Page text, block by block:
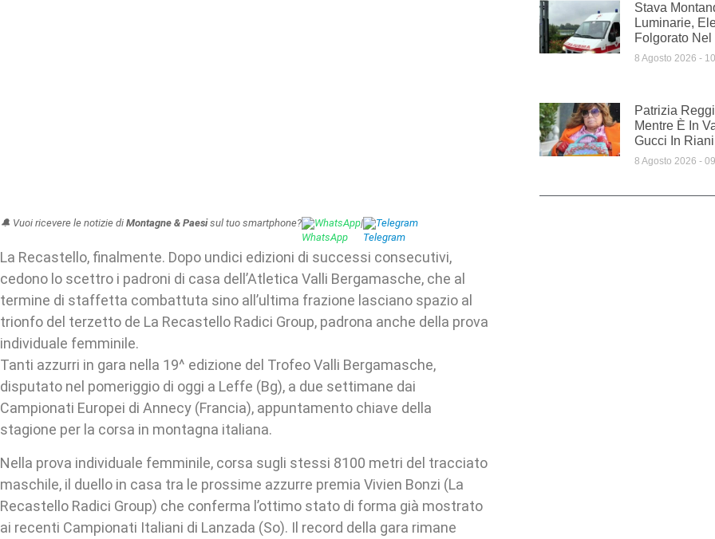
🔔 Vuoi ricevere le notizie di Montagne & Paesisul tuo smartphone? WhatsApp| Telegram
La Recastello, finalmente. Dopo undici edizioni di successi consecutivi,
cedono lo scettro i padroni di casa dell’Atletica Valli Bergamasche, che al
termine di staffetta combattuta sino all’ultima frazione lasciano spazio al
trionfo del terzetto de La Recastello Radici Group, padrona anche della prova
individuale femminile.
Tanti azzurri in gara nella 19^ edizione del Trofeo Valli Bergamasche,
disputato nel pomeriggio di oggi a Leffe (Bg), a due settimane dai
Campionati Europei di Annecy (Francia), appuntamento chiave della
stagione per la corsa in montagna italiana.
Nella prova individuale femminile, corsa sugli stessi 8100 metri del tracciato
maschile, il duello in casa tra le prossime azzurre premia Vivien Bonzi (La
Recastello Radici Group) che conferma l’ottimo stato di forma già mostrato
ai recenti Campionati Italiani di Lanzada (So). Il record della gara rimane
Stava
Luminarie,
Folgorato
8 Agosto 2026
Patrizia
Mentre È In
Gucci In
8 Agosto 2026